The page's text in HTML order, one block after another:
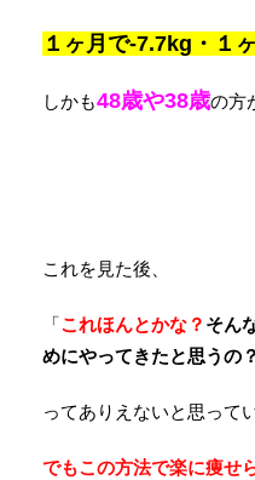
１ヶ月で-7.7kg・１
しかも48歳や38歳の方
これを見た後、
「これほんとかな？ そん
めにやってきたと思うの？
ってありえないと思って
でもこの方法で楽に痩せ